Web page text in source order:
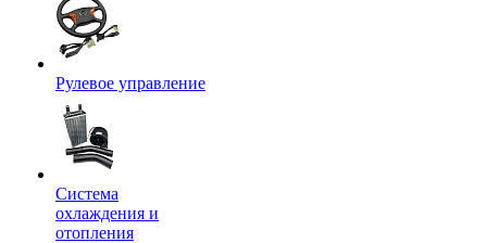
Рулевое управление
Система
охлаждения и
отопления